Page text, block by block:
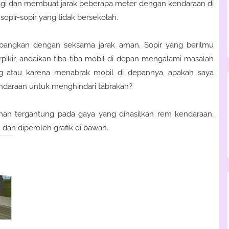
dan membuat jarak beberapa meter dengan kendaraan di
sopir yang tidak bersekolah.
dengan seksama jarak aman. Sopir yang berilmu
andaikan tiba-tiba mobil di depan mengalami masalah
atau karena menabrak mobil di depannya, apakah saya
untuk menghindari tabrakan?
tergantung pada gaya yang dihasilkan rem kendaraan.
diperoleh grafik di bawah.